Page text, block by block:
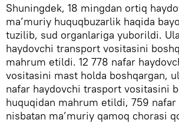
Shuningdek, 18 mingdan ortiq
ma’muriy huquqbuzarlik haqida
tuzilib, sud organlariga yuborildi.
haydovchi transport vositasini
mahrum etildi. 12 778 nafar
vositasini mast holda boshqargan,
nafar haydovchi trasport vositasini
huquqidan mahrum etildi, 759 nafar
nisbatan ma’muriy qamoq chorasi